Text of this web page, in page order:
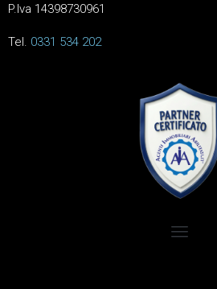
P.Iva 14398730961
Tel. 0331 534 202